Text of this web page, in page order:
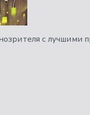
с лучшими